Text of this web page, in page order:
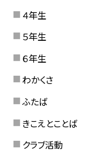
４年生
５年生
６年生
わかくさ
ふたば
きこえとことば
クラブ活動